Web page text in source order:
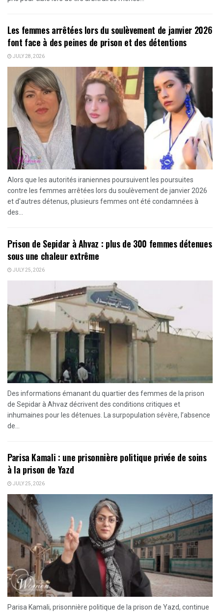
Les femmes arrêtées lors du soulèvement de janvier 2026
font face à des peines de prison et des détentions
JULY 28, 2026
Alors que les autorités iraniennes poursuivent les poursuites
contre les femmes arrêtées lors du soulèvement de janvier 2026
et d'autres détenus, plusieurs femmes ont été condamnées à
des...
Prison de Sepidar à Ahvaz : plus de 300 femmes détenues
sous une chaleur extrême
JULY 25, 2026
Des informations émanant du quartier des femmes de la prison
de Sepidar à Ahvaz décrivent des conditions critiques et
inhumaines pour les détenues. La surpopulation sévère, l’absence
de...
Parisa Kamali : une prisonnière politique privée de soins
à la prison de Yazd
JULY 25, 2026
Parisa Kamali, prisonnière politique de la prison de Yazd, continue